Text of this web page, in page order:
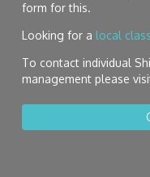
form for this.
Looking for a local
To contact individual
management please